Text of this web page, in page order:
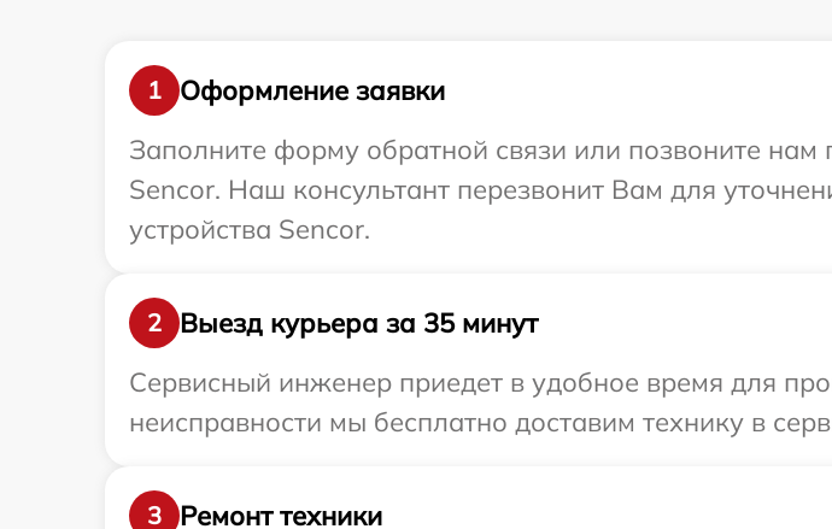
1
Оформление заявки
Заполните форму обратной связи или позвоните нам
Sencor. Наш консультант перезвонит Вам для
устройства Sencor.
2
Выезд курьера за 35 минут
Сервисный инженер приедет в удобное время для
неисправности мы бесплатно доставим технику в
3
Ремонт техники